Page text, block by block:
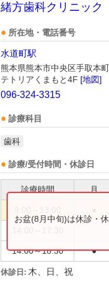
緒方歯科クリニック
所在地・電話番号
水道町駅
熊本県熊本市中央区手取本
テトリアくまもと4F [地図]
096-324-3315
診療科目
歯科
診療/受付時間・休診日
診療時間 月
14:00～18:30 ●
お盆(8月中旬)は休診・
休診日: 木、日、祝